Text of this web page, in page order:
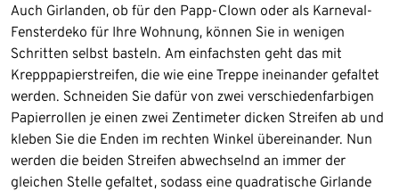
Auch Girlanden, ob für den Papp-Clown oder als Karneval-
Fensterdeko für Ihre Wohnung, können Sie in wenigen
Schritten selbst basteln. Am einfachsten geht das mit
Krepppapierstreifen, die wie eine Treppe ineinander gefaltet
werden. Schneiden Sie dafür von zwei verschiedenfarbigen
Papierrollen je einen zwei Zentimeter dicken Streifen ab und
kleben Sie die Enden im rechten Winkel übereinander. Nun
werden die beiden Streifen abwechselnd an immer der
gleichen Stelle gefaltet, sodass eine quadratische Girlande